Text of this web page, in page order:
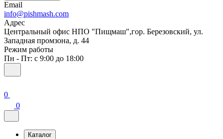
Email
info@pishmash.com
Адрес
Центральный офис НПО "Пищмаш",гор. Березовский, ул.
Западная промзона, д. 44
Режим работы
Пн - Пт: с 9:00 до 18:00
0
0
Каталог